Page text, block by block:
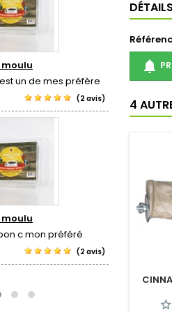
un de mes préfère
(2 avis)
c mon préféré
(2 avis)
Cire-
J'adore
Bird
Mon

4